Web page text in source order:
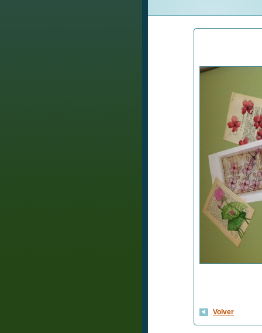
Volver